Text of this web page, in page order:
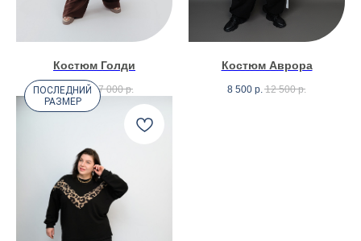
Костюм Голди
8 500 р. 17 000 р.
Костюм Аврора
8 500 р. 12 500 р.
ПОСЛЕДНИЙ
РАЗМЕР